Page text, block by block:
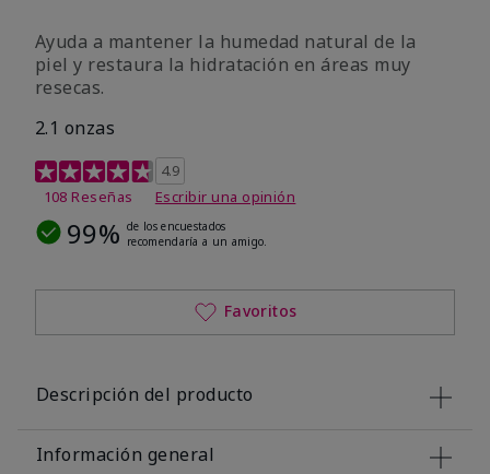
Ayuda a mantener la humedad natural de la
piel y restaura la hidratación en áreas muy
resecas.
2.1 onzas
Calificación de clientes de 5 de 5
4.9
108 Reseñas
Escribir una opinión
99% de los encuestados
recomendaría a un amigo.
Favoritos
Descripción del producto
Información general